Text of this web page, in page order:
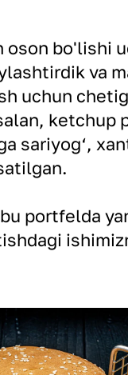
oson bo'lishi
va
uchun
ketchup
sariyog‘,
portfelda